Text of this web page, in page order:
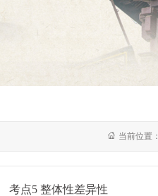
当前位置：
考点5 整体性差异性